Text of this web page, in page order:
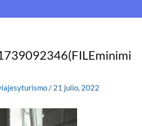
/ 21 julio, 2022